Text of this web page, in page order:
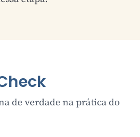
de verdade na prática do